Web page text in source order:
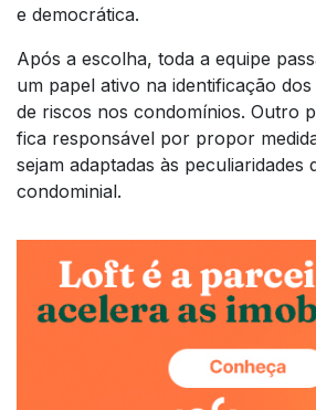
e democrática.
Após a escolha, toda a equipe
um papel ativo na identificação
de riscos nos condomínios. Outro
fica responsável por propor
sejam adaptadas às peculiaridades
condominial.